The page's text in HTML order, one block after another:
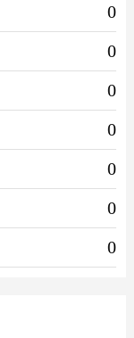
0
0
0
0
0
0
0